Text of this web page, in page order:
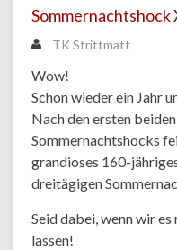
Sommernachtshock
TK Strittmatt
Wow!
Schon wieder ein Jahr
Nach den ersten
Sommernachtshocks
grandioses 160-
dreitägigen
Seid dabei, wenn wir
lassen!